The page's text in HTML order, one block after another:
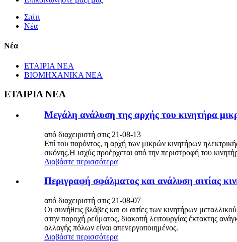
Σπίτι
Νέα
Νέα
ΕΤΑΙΡΙΑ ΝΕΑ
ΒΙΟΜΗΧΑΝΙΚΑ ΝΕΑ
ΕΤΑΙΡΙΑ ΝΕΑ
Μεγάλη ανάλυση της αρχής του κινητήρα
από διαχειριστή στις 21-08-13
Επί του παρόντος, η αρχή των μικρών κινητήρων
σκόνης.Η ισχύς προέρχεται από την περιστροφή του
Διαβάστε περισσότερα
Περιγραφή σφάλματος και ανάλυση αιτίας
από διαχειριστή στις 21-08-07
Οι συνήθεις βλάβες και οι αιτίες των κινητήρων
στην παροχή ρεύματος, διακοπή λειτουργίας έκτακτης
αλλαγής πόλων είναι απενεργοποιημένος.
Διαβάστε περισσότερα